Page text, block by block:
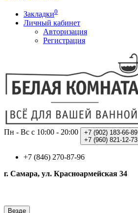
Закладки0
Личный кабинет
Авторизация
Регистрация
Пн - Вс с 10:00 - 20:00 +7 (902) 183-66-89
+7 (960) 821-12-73
+7 (846) 270-87-96
г. Самара, ул. Красноармейская 34
Везде